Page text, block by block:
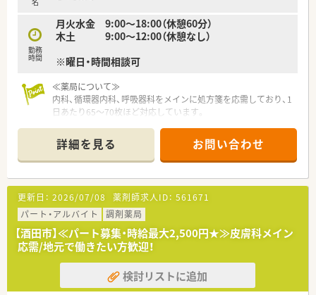
す。
内科のクリニックの門前です。1日あたり55枚ほど処方箋応需し
おり、幅広い処方や内科系の処方に触れていたい方にもおスス
メ。薬剤師2名体制、事務4名体制で運営している店舗ですので、
余裕のある人員配置を心掛けています。
≪18時までのシフトでプライベートと両立◎≫
シフトにもよりますが、最大18時までの勤務となり、ワークライ
フバランス重視したい方にもおススメです。残業時間も平均5～
6時間/月となっており、あまり長引くことがありません。社員全
員が公平であることを意識しており、夏季休暇や年末年始休暇な
ども、全店揃うように有給使用なども含めて工夫しています。
勤務
時間
月火水金 9:00～18:00（休憩60分）
木土 9:00～12:00（休憩なし）
※曜日・時間相談可
≪薬局について≫
内科、循環器内科、呼吸器科をメインに処方箋を応需しており、1
日あたり65～70枚ほど対応しています。
るため、ヘルプ体制も整っています。お互い様精神で支えあいな
がら仕事ができる環境です♪
≪企業紹介≫
2011年創業で、創業当初からいらっしゃる社員の方で構成され
ています。異動や転勤なく、平均勤続年数が10年とほぼ創業から
の期間と重なっています。地域のかかりつけ薬剤師としてご活
躍いただける方をお迎えしたいと考えています。庄内地区で5店
舗展開しており、全店近隣のため別店舗の社員の方との交流もあ
り、風通しの良さに繋がっています。代表も薬剤師として現場に
出ておりますので、現場のことをしっかり理解しているので安心
感もございます。積極的に出店をしていくスタイルではなく、地
域に根差した薬局経営を重視している企業様です。
詳細を見る お問い合わせ
更新日： 2026/07/08 薬剤師求人ID： 561671
パート・アルバイト
調剤薬局
【酒田市】≪パート募集・時給最大2,500円★≫皮膚科メイン
応需/地元で働きたい方歓迎！
検討リストに追加